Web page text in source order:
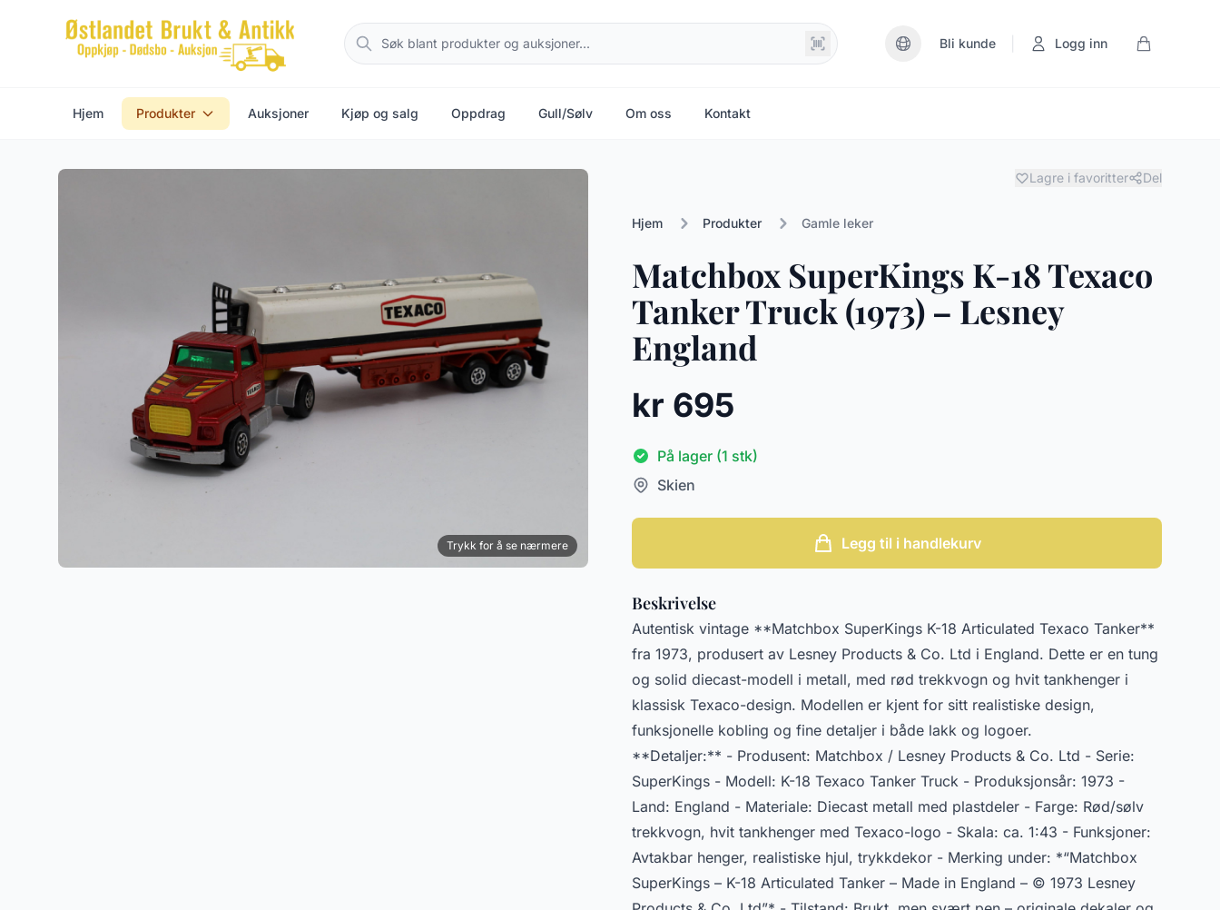
Bli kunde Logg inn
Hjem Produkter Auksjoner Kjøp og salg Oppdrag Gull/Sølv Om oss Kontakt
Trykk for å se nærmere
Lagre i favoritter Del
Hjem Produkter Gamle leker
Matchbox SuperKings K-18 Texaco
Tanker Truck (1973) – Lesney
England
kr 695
På lager (1 stk)
Skien
Legg til i handlekurv
Beskrivelse
Autentisk vintage **Matchbox SuperKings K-18 Articulated Texaco Tanker**
fra 1973, produsert av Lesney Products & Co. Ltd i England. Dette er en tung
og solid diecast-modell i metall, med rød trekkvogn og hvit tankhenger i
klassisk Texaco-design. Modellen er kjent for sitt realistiske design,
funksjonelle kobling og fine detaljer i både lakk og logoer.
**Detaljer:** - Produsent: Matchbox / Lesney Products & Co. Ltd - Serie:
SuperKings - Modell: K-18 Texaco Tanker Truck - Produksjonsår: 1973 -
Land: England - Materiale: Diecast metall med plastdeler - Farge: Rød/sølv
trekkvogn, hvit tankhenger med Texaco-logo - Skala: ca. 1:43 - Funksjoner:
Avtakbar henger, realistiske hjul, trykkdekor - Merking under: *“Matchbox
SuperKings – K-18 Articulated Tanker – Made in England – © 1973 Lesney